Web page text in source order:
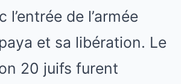
l’entrée de l’armée
et sa libération. Le
20 juifs furent